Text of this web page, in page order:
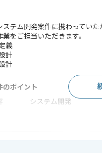
ステム開発案件に携わっていた
業をご担当いただきます。
義
計
計
のポイント
システム開発